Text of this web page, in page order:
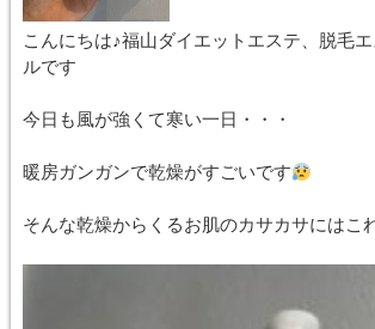
こんにちは♪福山ダイエットエステ、脱毛
ルです
今日も風が強くて寒い一日・・・
暖房ガンガンで乾燥がすごいです
そんな乾燥からくるお肌のカサカサにはこ